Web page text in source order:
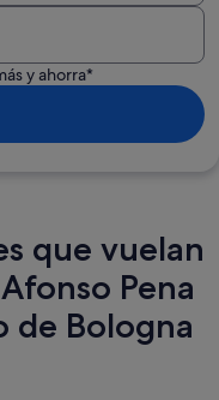
y ahorra*
que vuelan
Pena
de Bologna